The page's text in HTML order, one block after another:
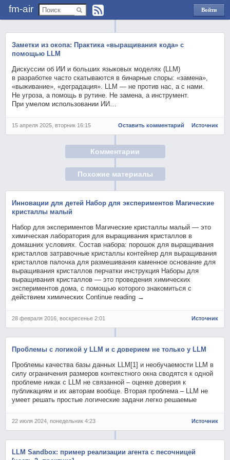
fm-air
Войти
через
Заметки из окопа: Практика «выращивания кода» с
помощью LLM
Дискуссии об ИИ и больших языковых моделях (LLM)
в разработке часто скатываются в бинарные споры: «замена»,
«выживание», «деградация». LLM — не против нас, а с нами.
Не угроза, а помощь в рутине. Не замена, а инструмент.
При умелом использовании ИИ…
15 апреля 2025, вторник 16:15 Оставить комментарий Источник
Комментарии
Похожие материалы
Инновации для детей Набор для экспериментов Магические
кристаллы малый
Набор для экспериментов Магические кристаллы малый — это
химическая лаборатория для выращивания кристаллов в
домашних условиях. Состав набора: порошок для выращивания
кристаллов затравочные кристаллы контейнер для выращивания
кристаллов палочка для размешивания каменное основание для
выращивания кристаллов перчатки инструкция Наборы для
выращивания кристаллов — это проведения химических
экспериментов дома, с помощью которого знакомиться с
действием химических Continue reading →
28 февраля 2016, воскресенье 2:01 Источник
Проблемы с логикой у LLM и с доверием не только у LLM
Проблемы качества базы данных LLM[1] и необучаемости LLM в
силу ограничения размеров контекстного окна сводятся к одной
проблеме никак с LLM не связанной – оценке доверия к
публикациям и их авторам вообще. Вторая проблема – LLM не
умеет решать простые логические задачи легко решаемые
22 июля 2024, понедельник 4:23 Источник
LLM Sandbox: пример реализации агента с песочницей